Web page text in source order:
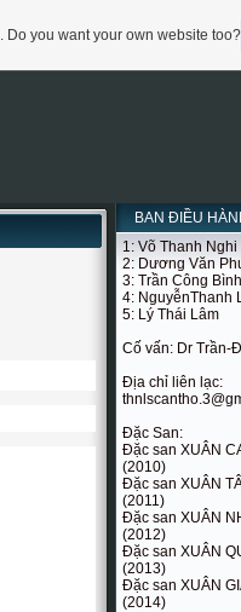
BAN ĐIỀU
1: Võ Thanh Nghi
2: Dương Văn
3: Trần Công Bình
4: NguyễnThanh
5: Lý Thái Lâm
Cố vấn: Dr Trần-
Địa chỉ liên lạc:
Đặc San:
Đặc san XUÂN
(2010)
Đặc san XUÂN
(2011)
Đặc san XUÂN
(2012)
Đặc san XUÂN
(2013)
Đặc san XUÂN
(2014)
. Do you want your own website too?